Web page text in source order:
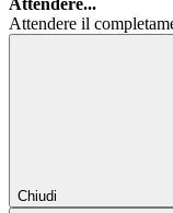
Attendere...
Attendere il
Chiudi